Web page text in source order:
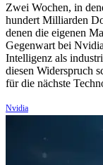
Zwei Wochen, in
hundert Milliarden
denen die eigenen
Gegenwart bei
Intelligenz als
diesen Widerspruch
für die nächste
Nvidia